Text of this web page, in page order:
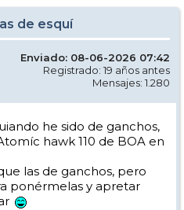
de esquí
Enviado: 08-06-2026 07:42
Registrado: 19 años antes
Mensajes: 1.280
he sido de ganchos,
hawk 110 de BOA en
las de ganchos, pero
ponérmelas y apretar